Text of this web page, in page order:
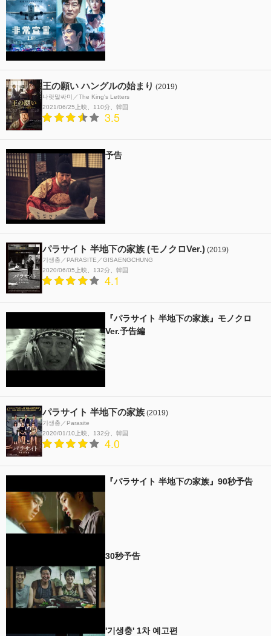
王の願い ハングルの始まり (2019)
나랏말싸미／The King's Letters
2021/06/25上映
110分 韓国
3.5
予告
パラサイト 半地下の家族 (モノクロVer.) (2019)
기생충／PARASITE／GISAENGCHUNG
2020/06/05上映
132分 韓国
4.1
『パラサイト 半地下の家族』モノクロ
Ver.予告編
パラサイト 半地下の家族 (2019)
기생충／Parasite
2020/01/10上映
132分 韓国
4.0
『パラサイト 半地下の家族』90秒予告
30秒予告
'기생충' 1차 예고편